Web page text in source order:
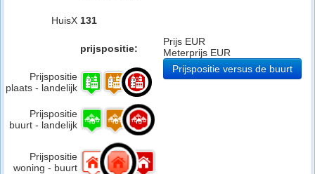
HuisX 131
prijspositie:
Prijspositie
plaats - landelijk
Prijspositie
buurt - landelijk
Prijspositie
woning - buurt
Prijs EUR
Meterprijs EUR
Prijspositie versus de buurt